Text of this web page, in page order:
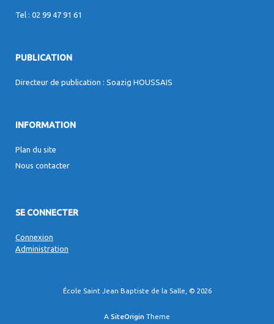
Tel : 02 99 47 91 61
PUBLICATION
Directeur de publication : Soazig HOUSSAIS
INFORMATION
Plan du site
Nous contacter
SE CONNECTER
Connexion
Administration
École Saint Jean Baptiste de la Salle, © 2026
A SiteOrigin Theme